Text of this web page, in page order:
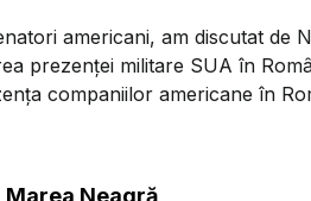
americani, am discutat de
prezenței militare SUA în
companiilor americane în
Neagră